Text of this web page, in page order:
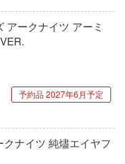
アークナイツ アーミ
予約品 2027年6月予定
クナイツ 純燼エイヤフ
(ULTRAMAN)
ティーダービー
ト